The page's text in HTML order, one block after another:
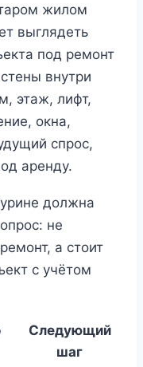
жилом
выглядеть
под ремонт
внутри
этаж, лифт,
окна,
спрос,
аренду.
должна
не
а стоит
с учётом
Следующий
шаг